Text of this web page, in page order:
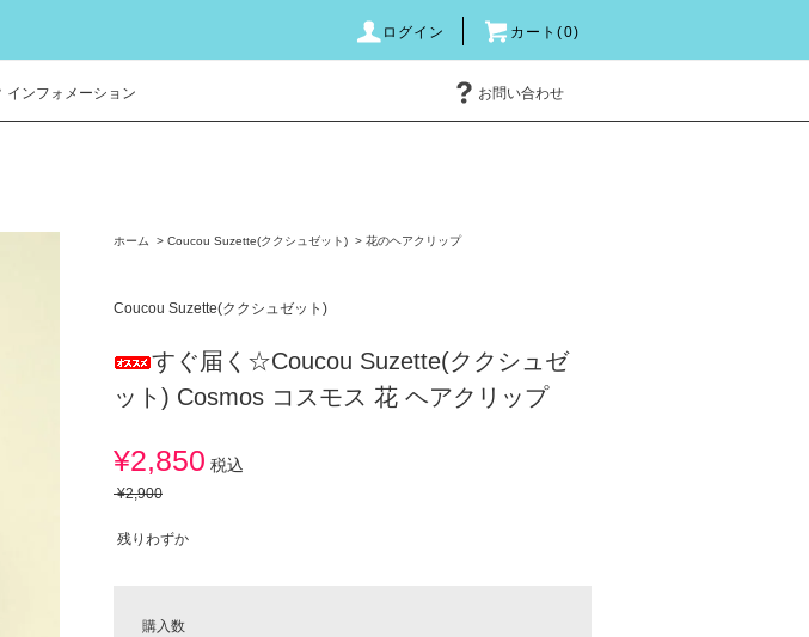
ログイン カート(0)
インフォメーション お問い合わせ
ホーム > Coucou Suzette(ククシュゼット) > 花のヘアクリップ
Coucou Suzette(ククシュゼット)
すぐ届く☆Coucou Suzette(ククシュゼ
ット) Cosmos コスモス 花 ヘアクリップ
¥2,850 税込
¥2,900
残りわずか
購入数